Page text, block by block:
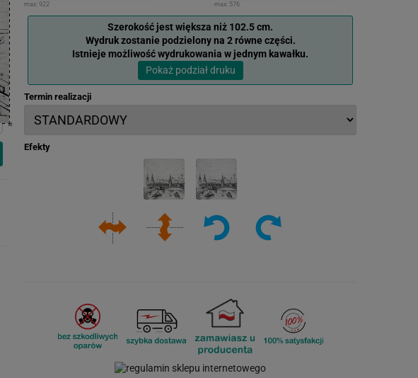
max: 922 max: 576
Szerokość jest większa niż 102.5 cm.
Wydruk zostanie podzielony na 2 równe części.
Istnieje możliwość wydrukowania w jednym kawałku.
Pokaż podział druku
Termin realizacji
Efekty